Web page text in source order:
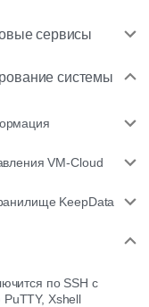
сервисы
системы
VM-Cloud
KeepData
Xshell